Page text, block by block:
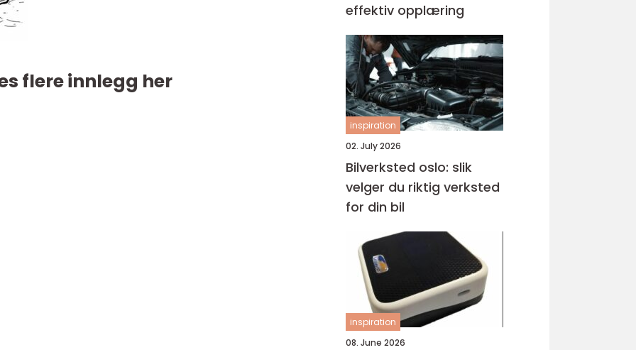
flere innlegg her
effektiv opplæring
inspiration
02. July 2026
Bilverksted oslo: slik
velger du riktig verksted
for din bil
inspiration
08. June 2026